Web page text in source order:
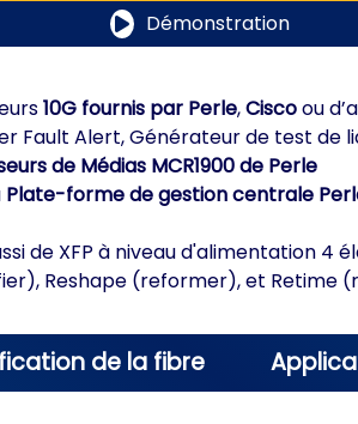
Démonstration
10G fournis par Perle,Ciscoou
Fault Alert, Générateur de test de
de Médias MCR1900 de Perle
Plate-forme de gestion centrale
de XFP à niveau d'alimentation 4
Reshape (reformer), et Retime
de la fibre